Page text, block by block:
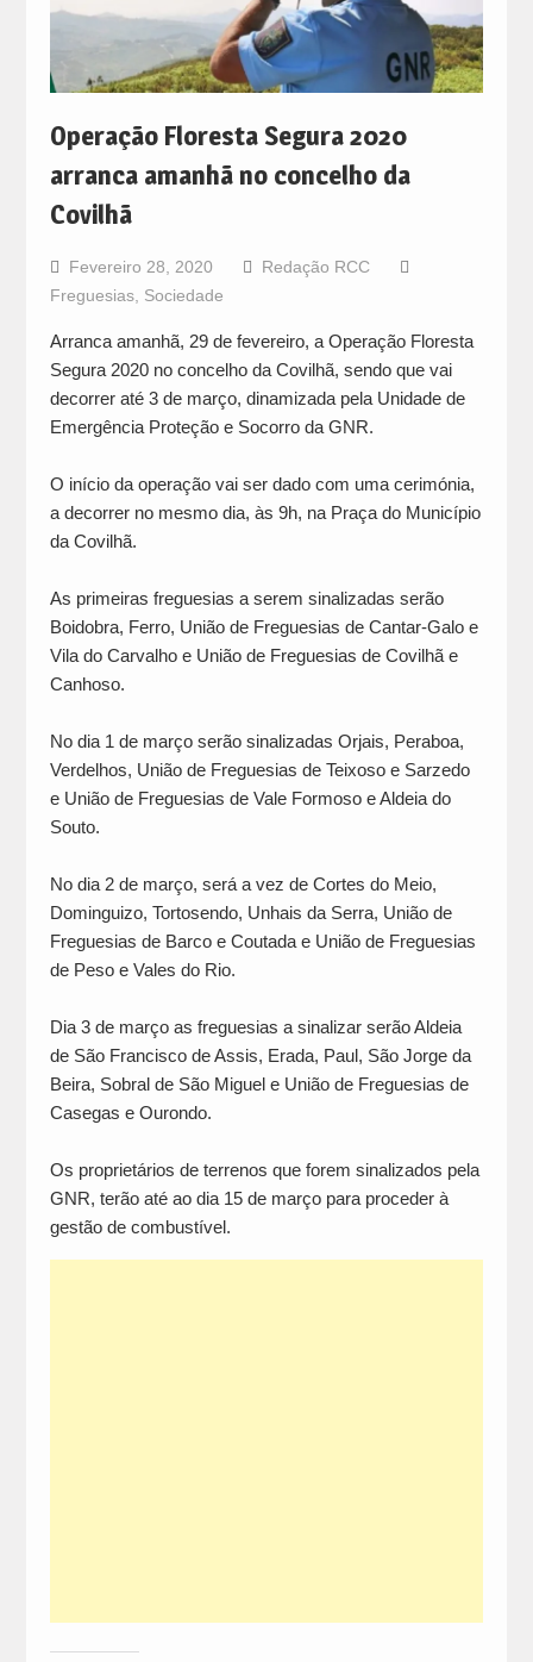
Operação Floresta Segura 2020
arranca amanhã no concelho da
Covilhã
Fevereiro 28, 2020
Redação RCC
Freguesias, Sociedade
Arranca amanhã, 29 de fevereiro, a Operação Floresta
Segura 2020 no concelho da Covilhã, sendo que vai
decorrer até 3 de março, dinamizada pela Unidade de
Emergência Proteção e Socorro da GNR.
O início da operação vai ser dado com uma cerimónia,
a decorrer no mesmo dia, às 9h, na Praça do Município
da Covilhã.
As primeiras freguesias a serem sinalizadas serão
Boidobra, Ferro, União de Freguesias de Cantar-Galo e
Vila do Carvalho e União de Freguesias de Covilhã e
Canhoso.
No dia 1 de março serão sinalizadas Orjais, Peraboa,
Verdelhos, União de Freguesias de Teixoso e Sarzedo
e União de Freguesias de Vale Formoso e Aldeia do
Souto.
No dia 2 de março, será a vez de Cortes do Meio,
Dominguizo, Tortosendo, Unhais da Serra, União de
Freguesias de Barco e Coutada e União de Freguesias
de Peso e Vales do Rio.
Dia 3 de março as freguesias a sinalizar serão Aldeia
de São Francisco de Assis, Erada, Paul, São Jorge da
Beira, Sobral de São Miguel e União de Freguesias de
Casegas e Ourondo.
Os proprietários de terrenos que forem sinalizados pela
GNR, terão até ao dia 15 de março para proceder à
gestão de combustível.